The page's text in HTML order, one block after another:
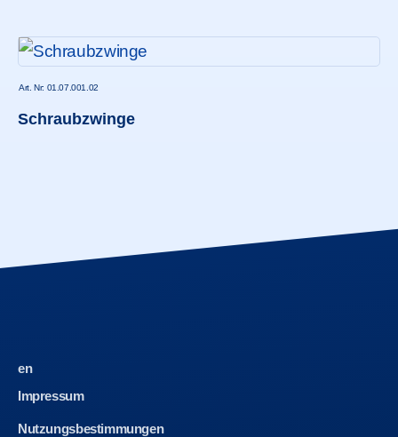
Schraubzwinge
Art. Nr: 01.07.001.02
en
Impressum
Nutzungsbestimmungen